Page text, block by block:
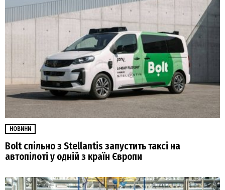
НОВИНИ
Bolt спільно з Stellantis запустить таксі на
автопілоті у одній з країн Європи